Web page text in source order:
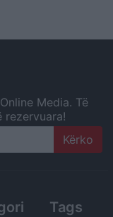
Media. Të
Tags